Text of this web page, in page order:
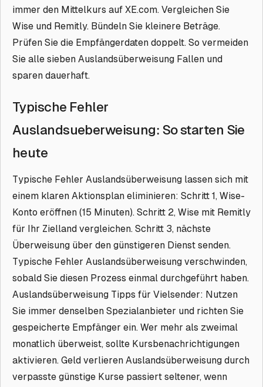
immer den Mittelkurs auf XE.com. Vergleichen Sie
Wise und Remitly. Bündeln Sie kleinere Beträge.
Prüfen Sie die Empfängerdaten doppelt. So vermeiden
Sie alle sieben Auslandsüberweisung Fallen und
sparen dauerhaft.
Typische Fehler
Auslandsueberweisung: So starten Sie
heute
Typische Fehler Auslandsüberweisung lassen sich mit
einem klaren Aktionsplan eliminieren: Schritt 1, Wise-
Konto eröffnen (15 Minuten). Schritt 2, Wise mit Remitly
für Ihr Zielland vergleichen. Schritt 3, nächste
Überweisung über den günstigeren Dienst senden.
Typische Fehler Auslandsüberweisung verschwinden,
sobald Sie diesen Prozess einmal durchgeführt haben.
Auslandsüberweisung Tipps für Vielsender: Nutzen
Sie immer denselben Spezialanbieter und richten Sie
gespeicherte Empfänger ein. Wer mehr als zweimal
monatlich überweist, sollte Kursbenachrichtigungen
aktivieren. Geld verlieren Auslandsüberweisung durch
verpasste günstige Kurse passiert seltener, wenn